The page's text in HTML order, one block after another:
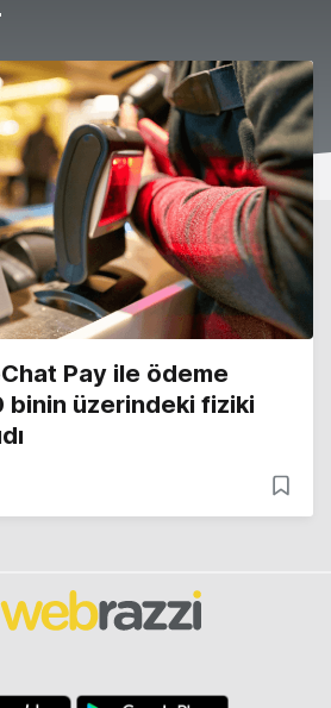
Pay ile ödeme
üzerindeki fiziki